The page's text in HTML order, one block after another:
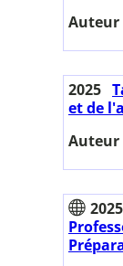
Auteur
2025
et de
Auteur
2025